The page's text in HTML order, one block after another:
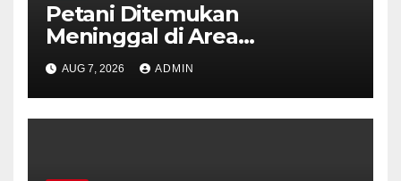
Petani Ditemukan
Meninggal di Area
Persawahan Kalibeji, Polisi
Pastikan Tidak Ada Tanda
Kekerasan
AUG 7, 2026 ADMIN